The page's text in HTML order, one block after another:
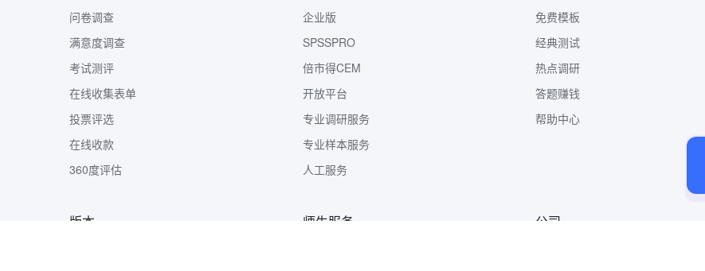
问卷调查
满意度调查
考试测评
在线收集表单
投票评选
在线收款
360度评估
企业版
SPSSPRO
倍市得CEM
开放平台
专业调研服务
专业样本服务
人工服务
免费模板
经典测试
热点调研
答题赚钱
帮助中心
版本 师生服务 公司